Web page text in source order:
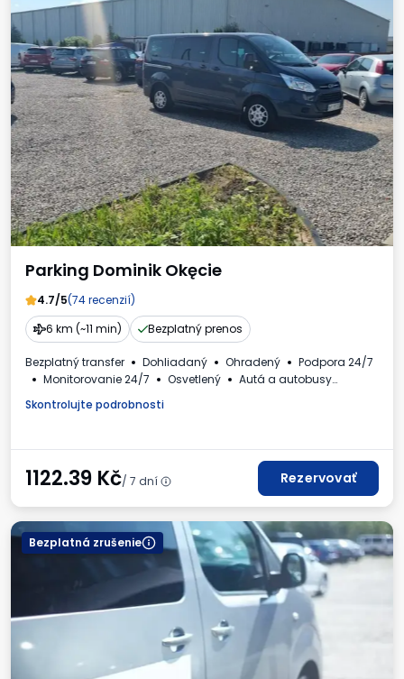
Parking Dominik Okęcie
4.7/5(74 recenzií)
6 km (~11 min)
Bezplatný prenos
Bezplatný transfer Dohliadaný Ohradený
Podpora 24/7
Monitorovanie 24/7
Osvetlený
Autá a autobusy
Skontrolujte podrobnosti
1122.39 Kč/ 7 dní Rezervovať
Bezplatná zrušenie